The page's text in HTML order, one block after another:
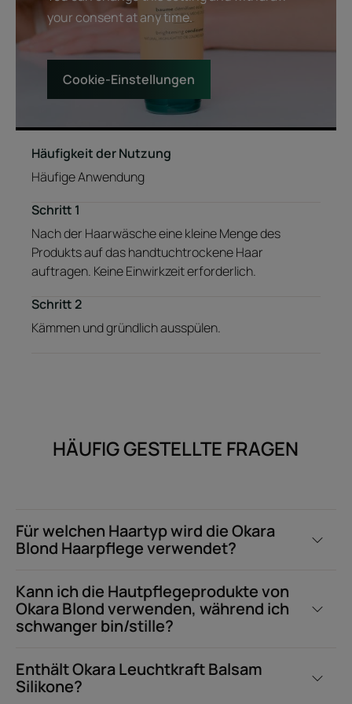
your consent at any time.
Cookie-Einstellungen
Häufigkeit der Nutzung
Häufige Anwendung
Schritt 1
Nach der Haarwäsche eine kleine Menge des
Produkts auf das handtuchtrockene Haar
auftragen. Keine Einwirkzeit erforderlich.
Schritt 2
Kämmen und gründlich ausspülen.
HÄUFIG GESTELLTE FRAGEN
Für welchen Haartyp wird die Okara
Blond Haarpflege verwendet?
Kann ich die Hautpflegeprodukte von
Okara Blond verwenden, während ich
schwanger bin/stille?
Enthält Okara Leuchtkraft Balsam
Silikone?